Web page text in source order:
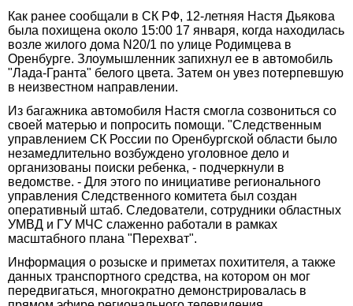
Как ранее сообщали в СК РФ, 12-летняя Настя Дьякова
была похищена около 15:00 17 января, когда находилась
возле жилого дома N20/1 по улице Родимцева в
Оренбурге. Злоумышленник запихнул ее в автомобиль
"Лада-Гранта" белого цвета. Затем он увез потерпевшую
в неизвестном направлении.
Из багажника автомобиля Настя смогла созвониться со
своей матерью и попросить помощи. "Следственным
управлением СК России по Оренбургской области было
незамедлительно возбуждено уголовное дело и
организованы поиски ребенка, - подчеркнули в
ведомстве. - Для этого по инициативе регионального
управления Следственного комитета был создан
оперативный штаб. Следователи, сотрудники областных
УМВД и ГУ МЧС слаженно работали в рамках
масштабного плана "Перехват".
Информация о розыске и приметах похитителя, а также
данных транспортного средства, на котором он мог
передвигаться, многократно демонстрировалась в